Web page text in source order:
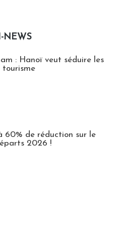
NEWS
: Hanoï veut séduire les
tourisme
60% de réduction sur le
2026 !